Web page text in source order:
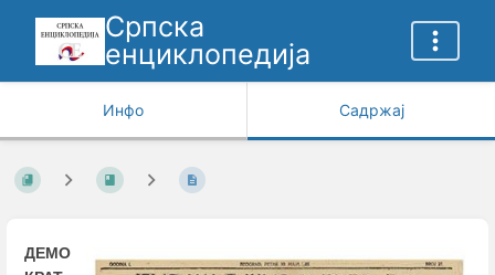
Српска
енциклопедија
Инфо Садржај
ДЕМО